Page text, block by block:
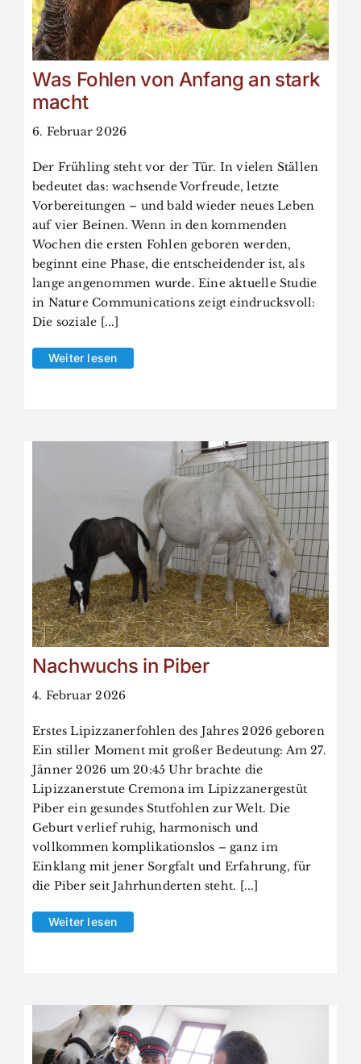
Was Fohlen von Anfang an stark
macht
6. Februar 2026
Der Frühling steht vor der Tür. In vielen Ställen
bedeutet das: wachsende Vorfreude, letzte
Vorbereitungen – und bald wieder neues Leben
auf vier Beinen. Wenn in den kommenden
Wochen die ersten Fohlen geboren werden,
beginnt eine Phase, die entscheidender ist, als
lange angenommen wurde. Eine aktuelle Studie
in Nature Communications zeigt eindrucksvoll:
Die soziale [...]
Weiter lesen
Nachwuchs in Piber
4. Februar 2026
Erstes Lipizzanerfohlen des Jahres 2026 geboren
Ein stiller Moment mit großer Bedeutung: Am 27.
Jänner 2026 um 20:45 Uhr brachte die
Lipizzanerstute Cremona im Lipizzanergestüt
Piber ein gesundes Stutfohlen zur Welt. Die
Geburt verlief ruhig, harmonisch und
vollkommen komplikationslos – ganz im
Einklang mit jener Sorgfalt und Erfahrung, für
die Piber seit Jahrhunderten steht. [...]
Weiter lesen